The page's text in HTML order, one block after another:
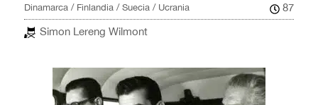
Dinamarca / Finlandia / Suecia / Ucrania
87
Simon Lereng Wilmont